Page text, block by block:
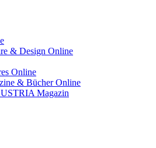
& Design Online
Online
& Bücher Online
Magazin